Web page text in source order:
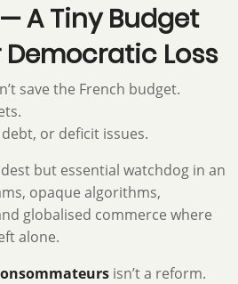
A Tiny Budget
Loss
save the French budget.
or deficit issues.
but essential watchdog in an
opaque algorithms,
globalised commerce where
alone.
isn’t a reform.